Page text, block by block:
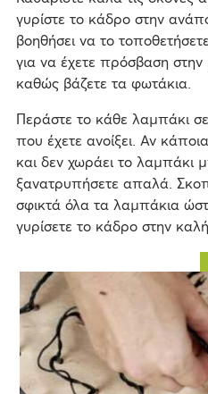
γυρίστε το κάδρο στην
βοηθήσει να το
για να έχετε πρόσβαση
καθώς βάζετε τα φωτάκια.
Περάστε το κάθε λαμπάκι
που έχετε ανοίξει. Αν
και δεν χωράει το λαμπάκι
ξανατρυπήσετε απαλά.
σφικτά όλα τα λαμπάκια
γυρίσετε το κάδρο στην